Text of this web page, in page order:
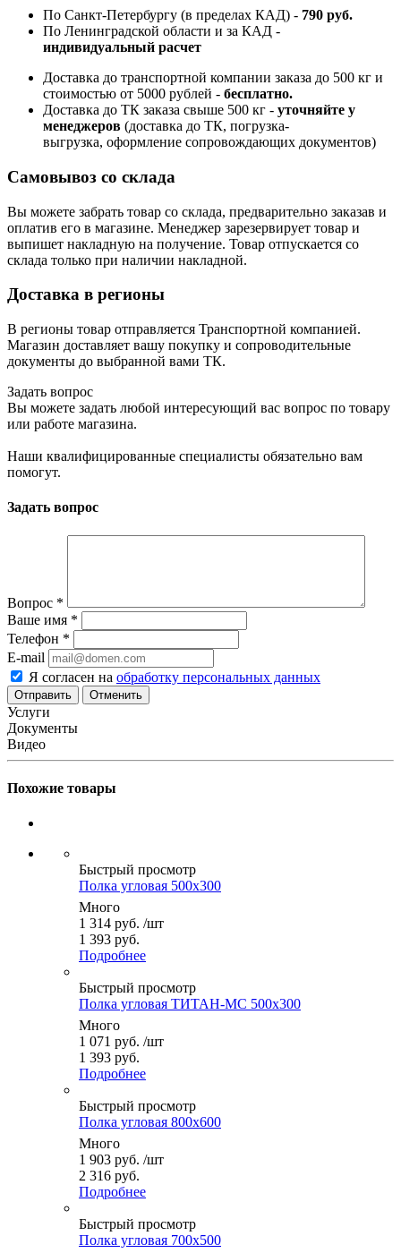
По Санкт-Петербургу (в пределах КАД) - 790 руб.
По Ленинградской области и за КАД -
индивидуальный расчет
Доставка до транспортной компании заказа до 500 кг и
стоимостью от 5000 рублей - бесплатно.
Доставка до ТК заказа свыше 500 кг - уточняйте у
менеджеров (доставка до ТК, погрузка-
выгрузка, оформление сопровождающих документов)
Самовывоз со склада
Вы можете забрать товар со склада, предварительно заказав и
оплатив его в магазине. Менеджер зарезервирует товар и
выпишет накладную на получение. Товар отпускается со
склада только при наличии накладной.
Доставка в регионы
В регионы товар отправляется Транспортной компанией.
Магазин доставляет вашу покупку и сопроводительные
документы до выбранной вами ТК.
Задать вопрос
Вы можете задать любой интересующий вас вопрос по товару
или работе магазина.
Наши квалифицированные специалисты обязательно вам
помогут.
Задать вопрос
Вопрос *
Ваше имя *
Телефон *
E-mail
Я согласен на обработку персональных данных
Отменить
Услуги
Документы
Видео
Похожие товары
Быстрый просмотр
Полка угловая 500x300
Много
1 314 руб. /шт
1 393 руб.
Подробнее
Быстрый просмотр
Полка угловая ТИТАН-МС 500x300
Много
1 071 руб. /шт
1 393 руб.
Подробнее
Быстрый просмотр
Полка угловая 800x600
Много
1 903 руб. /шт
2 316 руб.
Подробнее
Быстрый просмотр
Полка угловая 700x500